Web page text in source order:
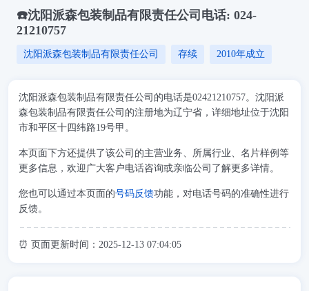
☎️沈阳派森包装制品有限责任公司电话: 024-
21210757
沈阳派森包装制品有限责任公司 存续 2010年成立
沈阳派森包装制品有限责任公司的电话是02421210757。沈阳派
森包装制品有限责任公司的注册地为辽宁省，详细地址位于沈阳
市和平区十四纬路19号甲。
本页面下方还提供了该公司的主营业务、所属行业、名片样例等
更多信息，欢迎广大客户电话咨询或亲临公司了解更多详情。
您也可以通过本页面的号码反馈功能，对电话号码的准确性进行
反馈。
⏰ 页面更新时间：2025-12-13 07:04:05